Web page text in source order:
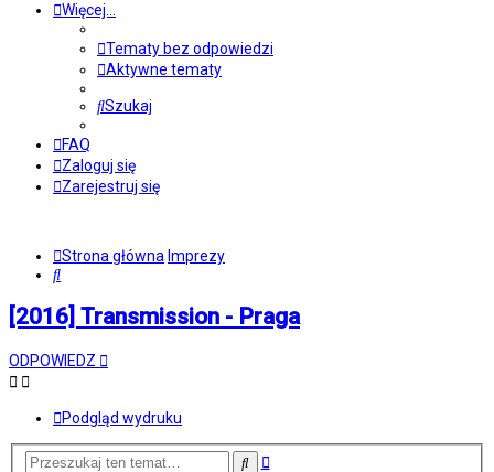
Więcej…
Tematy bez odpowiedzi
Aktywne tematy
Szukaj
FAQ
Zaloguj się
Zarejestruj się
Strona główna Imprezy
Szukaj
[2016] Transmission - Praga
ODPOWIEDZ
Podgląd wydruku
SzukajWyszukiwanie